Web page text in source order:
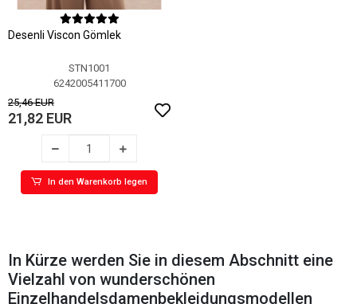
Desenli Viscon Gömlek
STN1001
6242005411700
25,46 EUR
21,82 EUR
In den Warenkorb legen
In Kürze werden Sie in diesem Abschnitt eine
Vielzahl von wunderschönen
Einzelhandelsdamenbekleidungsmodellen